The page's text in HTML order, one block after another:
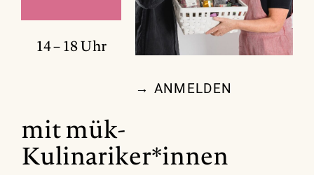
14 – 18 Uhr
→ ANMELDEN
mit mük-
Kulinariker*innen